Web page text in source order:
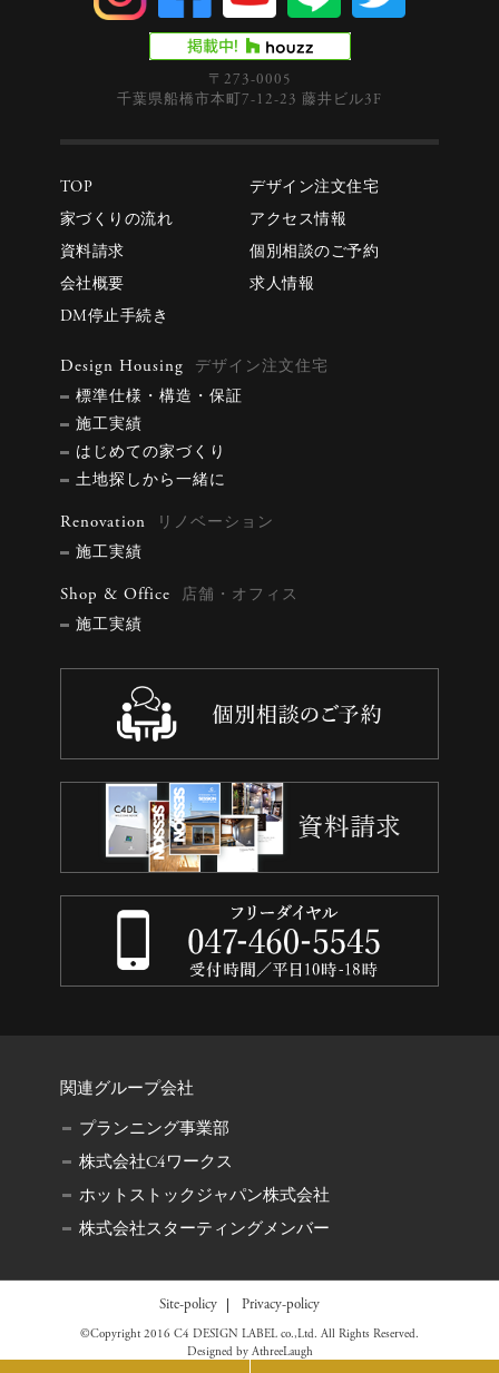
〒273-0005
千葉県船橋市本町7-12-23 藤井ビル3F
TOP デザイン注文住宅
家づくりの流れ アクセス情報
資料請求 個別相談のご予約
会社概要 求人情報
DM停止手続き
Design Housing
デザイン注文住宅
標準仕様・構造・保証
施工実績
はじめての家づくり
土地探しから一緒に
Renovation
リノベーション
施工実績
Shop & Office
店舗・オフィス
施工実績
関連グループ会社
プランニング事業部
株式会社C4ワークス
ホットストックジャパン株式会社
株式会社スターティングメンバー
Site-policy Privacy-policy
©Copyright 2016 C4 DESIGN LABEL co.,Ltd. All Rights Reserved.
Designed by AthreeLaugh